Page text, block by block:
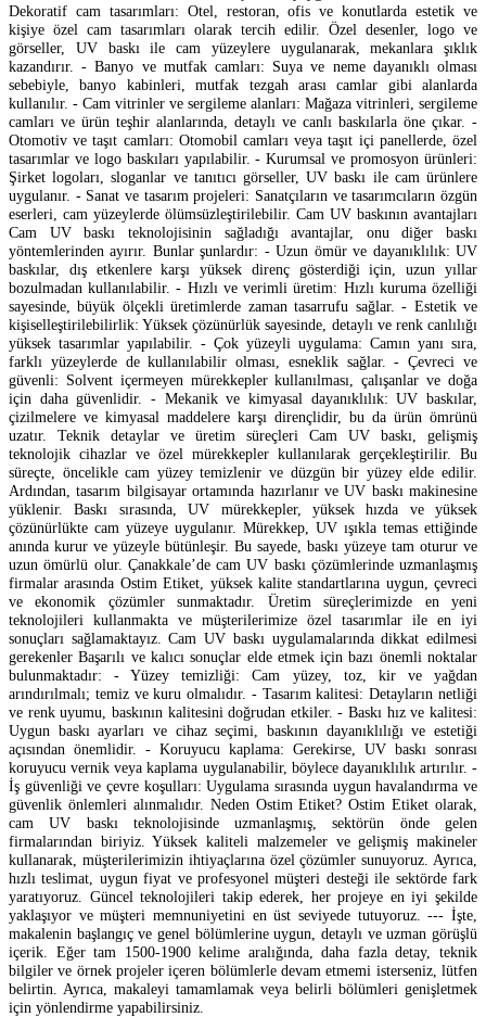
Dekoratif cam tasarımları: Otel, restoran, ofis ve konutlarda estetik ve
kişiye özel cam tasarımları olarak tercih edilir. Özel desenler, logo ve
görseller, UV baskı ile cam yüzeylere uygulanarak, mekanlara şıklık
kazandırır. - Banyo ve mutfak camları: Suya ve neme dayanıklı olması
sebebiyle, banyo kabinleri, mutfak tezgah arası camlar gibi alanlarda
kullanılır. - Cam vitrinler ve sergileme alanları: Mağaza vitrinleri, sergileme
camları ve ürün teşhir alanlarında, detaylı ve canlı baskılarla öne çıkar. -
Otomotiv ve taşıt camları: Otomobil camları veya taşıt içi panellerde, özel
tasarımlar ve logo baskıları yapılabilir. - Kurumsal ve promosyon ürünleri:
Şirket logoları, sloganlar ve tanıtıcı görseller, UV baskı ile cam ürünlere
uygulanır. - Sanat ve tasarım projeleri: Sanatçıların ve tasarımcıların özgün
eserleri, cam yüzeylerde ölümsüzleştirilebilir. Cam UV baskının avantajları
Cam UV baskı teknolojisinin sağladığı avantajlar, onu diğer baskı
yöntemlerinden ayırır. Bunlar şunlardır: - Uzun ömür ve dayanıklılık: UV
baskılar, dış etkenlere karşı yüksek direnç gösterdiği için, uzun yıllar
bozulmadan kullanılabilir. - Hızlı ve verimli üretim: Hızlı kuruma özelliği
sayesinde, büyük ölçekli üretimlerde zaman tasarrufu sağlar. - Estetik ve
kişiselleştirilebilirlik: Yüksek çözünürlük sayesinde, detaylı ve renk canlılığı
yüksek tasarımlar yapılabilir. - Çok yüzeyli uygulama: Camın yanı sıra,
farklı yüzeylerde de kullanılabilir olması, esneklik sağlar. - Çevreci ve
güvenli: Solvent içermeyen mürekkepler kullanılması, çalışanlar ve doğa
için daha güvenlidir. - Mekanik ve kimyasal dayanıklılık: UV baskılar,
çizilmelere ve kimyasal maddelere karşı dirençlidir, bu da ürün ömrünü
uzatır. Teknik detaylar ve üretim süreçleri Cam UV baskı, gelişmiş
teknolojik cihazlar ve özel mürekkepler kullanılarak gerçekleştirilir. Bu
süreçte, öncelikle cam yüzey temizlenir ve düzgün bir yüzey elde edilir.
Ardından, tasarım bilgisayar ortamında hazırlanır ve UV baskı makinesine
yüklenir. Baskı sırasında, UV mürekkepler, yüksek hızda ve yüksek
çözünürlükte cam yüzeye uygulanır. Mürekkep, UV ışıkla temas ettiğinde
anında kurur ve yüzeyle bütünleşir. Bu sayede, baskı yüzeye tam oturur ve
uzun ömürlü olur. Çanakkale’de cam UV baskı çözümlerinde uzmanlaşmış
firmalar arasında Ostim Etiket, yüksek kalite standartlarına uygun, çevreci
ve ekonomik çözümler sunmaktadır. Üretim süreçlerimizde en yeni
teknolojileri kullanmakta ve müşterilerimize özel tasarımlar ile en iyi
sonuçları sağlamaktayız. Cam UV baskı uygulamalarında dikkat edilmesi
gerekenler Başarılı ve kalıcı sonuçlar elde etmek için bazı önemli noktalar
bulunmaktadır: - Yüzey temizliği: Cam yüzey, toz, kir ve yağdan
arındırılmalı; temiz ve kuru olmalıdır. - Tasarım kalitesi: Detayların netliği
ve renk uyumu, baskının kalitesini doğrudan etkiler. - Baskı hız ve kalitesi:
Uygun baskı ayarları ve cihaz seçimi, baskının dayanıklılığı ve estetiği
açısından önemlidir. - Koruyucu kaplama: Gerekirse, UV baskı sonrası
koruyucu vernik veya kaplama uygulanabilir, böylece dayanıklılık artırılır. -
İş güvenliği ve çevre koşulları: Uygulama sırasında uygun havalandırma ve
güvenlik önlemleri alınmalıdır. Neden Ostim Etiket? Ostim Etiket olarak,
cam UV baskı teknolojisinde uzmanlaşmış, sektörün önde gelen
firmalarından biriyiz. Yüksek kaliteli malzemeler ve gelişmiş makineler
kullanarak, müşterilerimizin ihtiyaçlarına özel çözümler sunuyoruz. Ayrıca,
hızlı teslimat, uygun fiyat ve profesyonel müşteri desteği ile sektörde fark
yaratıyoruz. Güncel teknolojileri takip ederek, her projeye en iyi şekilde
yaklaşıyor ve müşteri memnuniyetini en üst seviyede tutuyoruz. --- İşte,
makalenin başlangıç ve genel bölümlerine uygun, detaylı ve uzman görüşlü
içerik. Eğer tam 1500-1900 kelime aralığında, daha fazla detay, teknik
bilgiler ve örnek projeler içeren bölümlerle devam etmemi isterseniz, lütfen
belirtin. Ayrıca, makaleyi tamamlamak veya belirli bölümleri genişletmek
için yönlendirme yapabilirsiniz.